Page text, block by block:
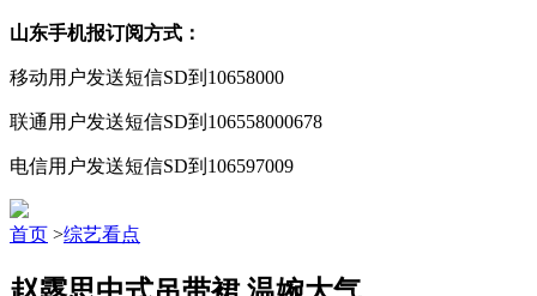
山东手机报订阅方式：
移动用户发送短信SD到10658000
联通用户发送短信SD到106558000678
电信用户发送短信SD到106597009
首页 >综艺看点